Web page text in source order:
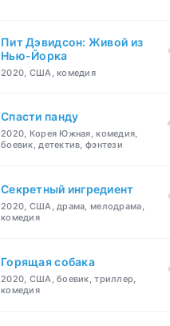
Пит Дэвидсон: Живой из
Нью-Йорка
2020, США, комедия
Спасти панду
2020, Корея Южная, комедия,
боевик, детектив, фэнтези
Секретный ингредиент
2020, США, драма, мелодрама,
комедия
Горящая собака
2020, США, боевик, триллер,
комедия